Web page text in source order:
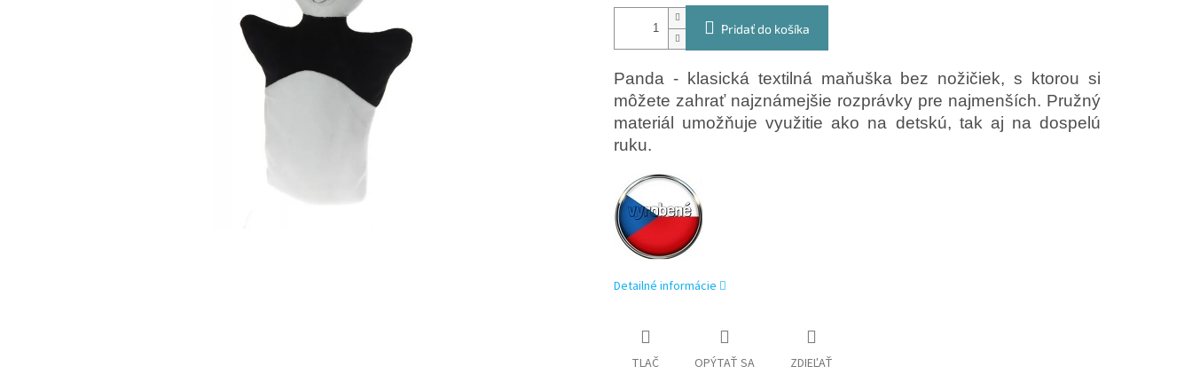
Pridať do košíka
Panda - klasická textilná maňuška bez nožičiek, s ktorou si
môžete zahrať najznámejšie rozprávky pre najmenších. Pružný
materiál umožňuje využitie ako na detskú, tak aj na dospelú
ruku.
Detailné informácie
TLAČ OPÝTAŤ SA ZDIEĽAŤ